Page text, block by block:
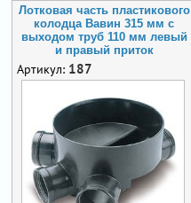
Лотковая часть пластикового
колодца Вавин 315 мм с
выходом труб 110 мм левый
и правый приток
Артикул: 187